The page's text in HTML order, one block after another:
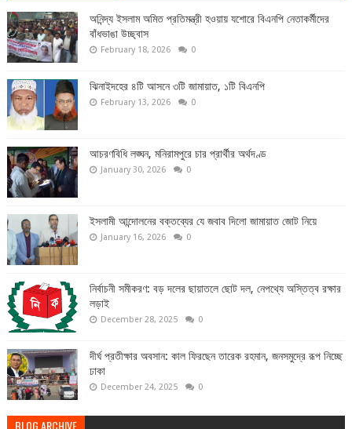
অনিন্দ্য ইসলাম অমিত প্রতিমন্ত্রী হওয়ায় যশোরে বিএনপি নেতাকর্মীদের
বাঁধভাঙা উচ্ছ্বাস
February 18, 2026 0
ঝিনাইদহের ৪টি আসনে ৩টি জামায়াত, ১টি বিএনপি
February 13, 2026 0
আচরণবিধি লঙ্ঘন, মনিরামপুরে চার প্রার্থীর অর্থদণ্ড
January 30, 2026 0
ইসলামী আন্দোলনের বক্তব্যের যে জবাব দিলো জামায়াত জোট নিয়ে
January 16, 2026 0
নির্বাচনী সমীকরণ: বড় দলের ছায়াতলে ছোট দল, নেপথ্যে অস্তিত্ব রক্ষার
লড়াই
December 28, 2025 0
দীর্ঘ প্রতীক্ষার অবসান: কাল ফিরছেন তারেক রহমান, জনসমুদ্রে রূপ নিচ্ছে
ঢাকা
December 24, 2025 0